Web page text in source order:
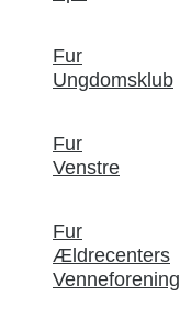
Fur
Ungdomsklub
Fur
Venstre
Fur
Ældrecenters
Venneforening